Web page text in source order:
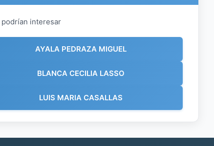
interesar
AYALA PEDRAZA MIGUEL
BLANCA CECILIA LASSO
LUIS MARIA CASALLAS